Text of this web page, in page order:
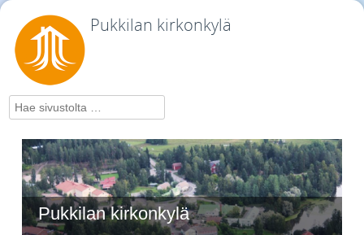
Pukkilan kirkonkylä
Hae
Pukkilan kirkonkylä